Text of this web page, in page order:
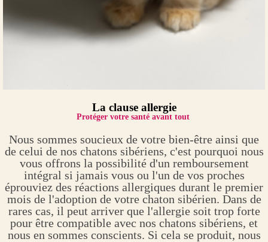
La clause allergie
Protéger votre santé avant tout
Nous sommes soucieux de votre bien-être ainsi que
de celui de nos chatons sibériens, c'est pourquoi nous
vous offrons la possibilité d'un remboursement
intégral si jamais vous ou l'un de vos proches
éprouviez des réactions allergiques durant le premier
mois de l'adoption de votre chaton sibérien. Dans de
rares cas, il peut arriver que l'allergie soit trop forte
pour être compatible avec nos chatons sibériens, et
nous en sommes conscients. Si cela se produit, nous